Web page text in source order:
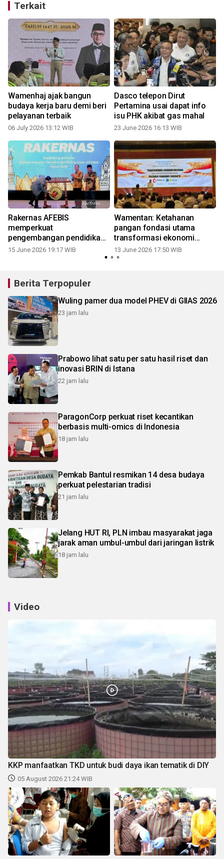
Terkait
Wamenhaj ajak bangun
budaya kerja baru demi beri
pelayanan terbaik
06 July 2026 13:12 WIB
Dasco telepon Dirut
Pertamina usai dapat info
isu PHK akibat gas mahal
23 June 2026 16:13 WIB
Rakernas AFEBIS
memperkuat
pengembangan pendidikan
tinggi ekonomi bisnis
15 June 2026 19:17 WIB
Wamentan: Ketahanan
pangan fondasi utama
transformasi ekonomi
Prabowo
13 June 2026 17:50 WIB
Berita Terpopuler
Wuling pamer dua model PHEV di GIIAS 2026
23 jam lalu
Prabowo lihat satu per satu hasil riset dan
inovasi BRIN di Istana
22 jam lalu
ParagonCorp perkuat riset kecantikan
berbasis multi-omics di Indonesia
18 jam lalu
Pemkab Bantul resmikan 14 desa budaya
perkuat pelestarian tradisi
21 jam lalu
Jelang HUT RI, PLN imbau masyarakat jaga
jarak aman umbul-umbul dari jaringan listrik
18 jam lalu
Video
KKP manfaatkan TKD untuk budi daya ikan tematik di DIY
05 August 2026 21:24 WIB